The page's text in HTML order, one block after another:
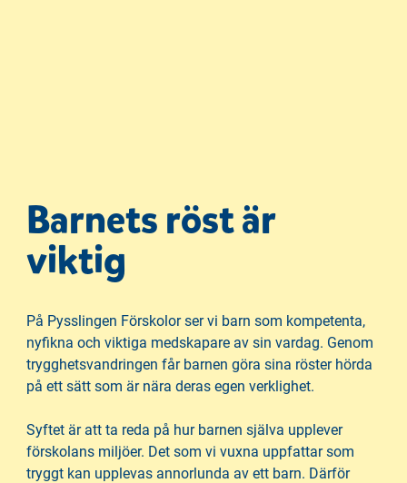
Barnets röst är
viktig
På Pysslingen Förskolor ser vi barn som kompetenta,
nyfikna och viktiga medskapare av sin vardag. Genom
trygghetsvandringen får barnen göra sina röster hörda
på ett sätt som är nära deras egen verklighet.
Syftet är att ta reda på hur barnen själva upplever
förskolans miljöer. Det som vi vuxna uppfattar som
tryggt kan upplevas annorlunda av ett barn. Därför